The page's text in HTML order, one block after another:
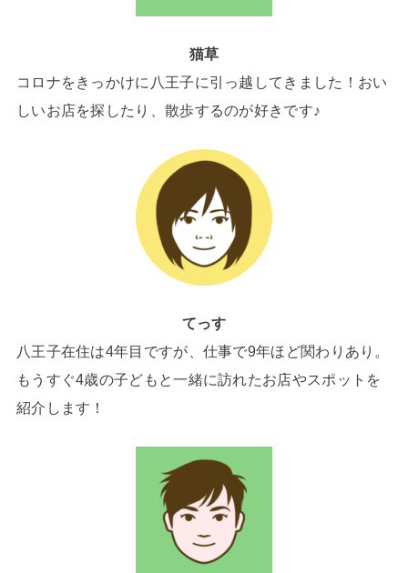
猫草
コロナをきっかけに八王子に引っ越してきました！おい
しいお店を探したり、散歩するのが好きです♪
てっす
八王子在住は4年目ですが、仕事で9年ほど関わりあり。
もうすぐ4歳の子どもと一緒に訪れたお店やスポットを
紹介します！